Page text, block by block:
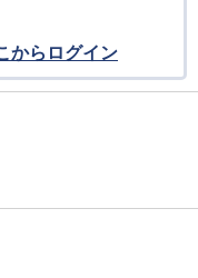
からログイン